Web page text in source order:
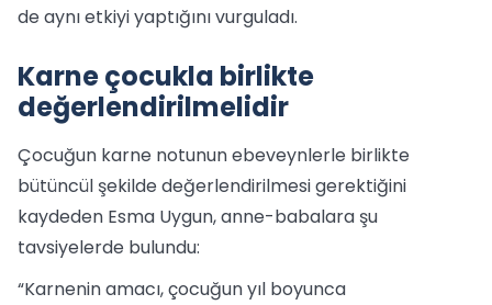
de aynı etkiyi yaptığını vurguladı.
Karne çocukla birlikte
değerlendirilmelidir
Çocuğun karne notunun ebeveynlerle birlikte
bütüncül şekilde değerlendirilmesi gerektiğini
kaydeden Esma Uygun, anne-babalara şu
tavsiyelerde bulundu:
“Karnenin amacı, çocuğun yıl boyunca